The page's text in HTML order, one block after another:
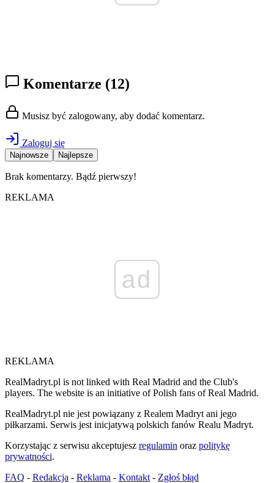
Komentarze (12)
Musisz być zalogowany, aby dodać komentarz.
Zaloguj się
Najnowsze Najlepsze
Brak komentarzy. Bądź pierwszy!
REKLAMA
ad
REKLAMA
RealMadryt.pl is not linked with Real Madrid and the Club's
players. The website is an initiative of Polish fans of Real Madrid.
RealMadryt.pl nie jest powiązany z Realem Madryt ani jego
piłkarzami. Serwis jest inicjatywą polskich fanów Realu Madryt.
Korzystając z serwisu akceptujesz regulamin oraz politykę
prywatności.
FAQ - Redakcja - Reklama - Kontakt - Zgłoś błąd